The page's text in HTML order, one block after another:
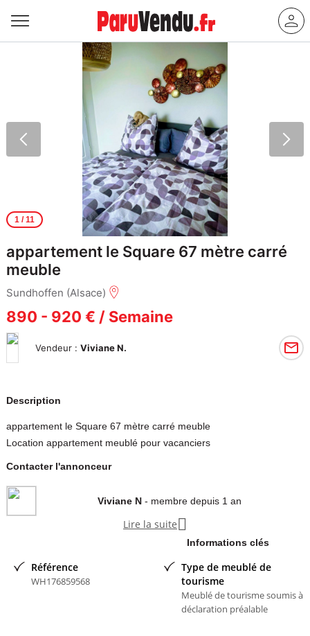
1/ 11
appartement le Square 67 mètre carré
meuble
Sundhoffen (Alsace)
890 - 920 € / Semaine
Vendeur : Viviane N.
Description
appartement le Square 67 mètre carré meuble
Location appartement meublé pour vacanciers
Contacter l'annonceur
Viviane N - membre depuis 1 an
Lire la suite 
Informations clés
Référence
WH176859568
Type de meublé de
tourisme
Meublé de tourisme soumis à
déclaration préalable